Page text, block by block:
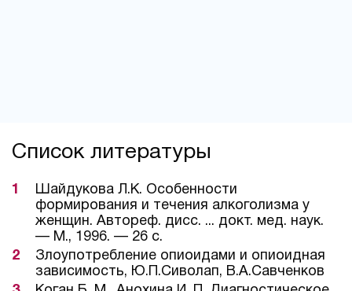
Список литературы
Шайдукова Л.К. Особенности
формирования и течения алкоголизма у
женщин. Автореф. дисс. ... докт. мед. наук.
— М., 1996. — 26 с.
Злоупотребление опиоидами и опиоидная
зависимость, Ю.П.Сиволап, В.А.Савченков